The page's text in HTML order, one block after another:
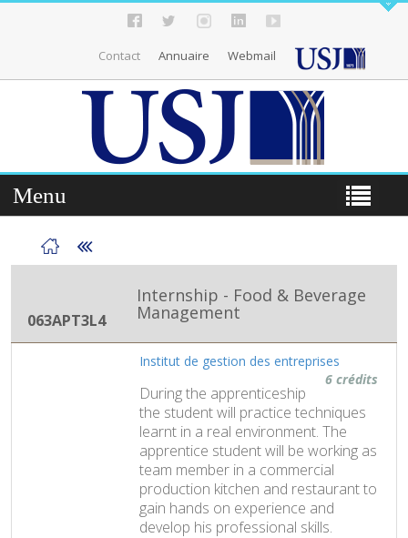
Contact Annuaire Webmail
Menu
063APT3L4
Internship - Food & Beverage
Management
Institut de gestion des entreprises
6 crédits
During the apprenticeship
the student will practice techniques
learnt in a real environment. The
apprentice student will be working as
team member in a commercial
production kitchen and restaurant to
gain hands on experience and
develop his professional skills.